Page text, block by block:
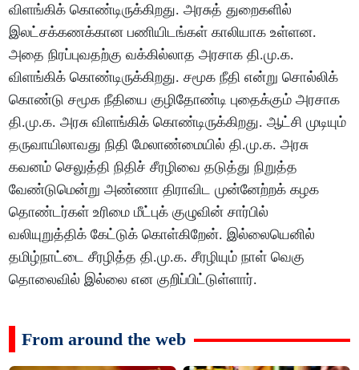
விளங்கிக் கொண்டிருக்கிறது. அரசுத் துறைகளில்
இலட்சக்கணக்கான பணியிடங்கள் காலியாக உள்ளன.
அதை நிரப்புவதற்கு வக்கில்லாத அரசாக தி.மு.க.
விளங்கிக் கொண்டிருக்கிறது. சமூக நீதி என்று சொல்லிக்
கொண்டு சமூக நீதியை குழிதோண்டி புதைக்கும் அரசாக
தி.மு.க. அரசு விளங்கிக் கொண்டிருக்கிறது. ஆட்சி முடியும்
தருவாயிலாவது நிதி மேலாண்மையில் தி.மு.க. அரசு
கவனம் செலுத்தி நிதிச் சீரழிவை தடுத்து நிறுத்த
வேண்டுமென்று அண்ணா திராவிட முன்னேற்றக் கழக
தொண்டர்கள் உரிமை மீட்புக் குழுவின் சார்பில்
வலியுறுத்திக் கேட்டுக் கொள்கிறேன். இல்லையெனில்
தமிழ்நாட்டை சீரழித்த தி.மு.க. சீரழியும் நாள் வெகு
தொலைவில் இல்லை என குறிப்பிட்டுள்ளார்.
From around the web